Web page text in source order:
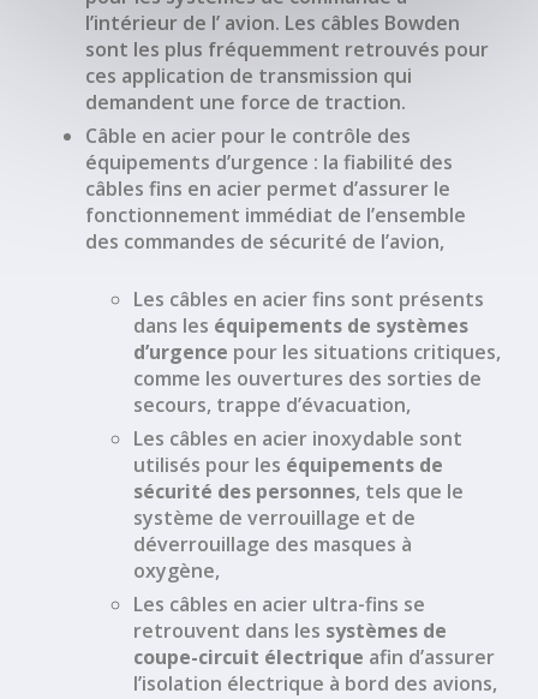
l’intérieur de l’ avion. Les câbles Bowden
sont les plus fréquemment retrouvés pour
ces application de transmission qui
demandent une force de traction.
Câble en acier pour le contrôle des
équipements d’urgence : la fiabilité des
câbles fins en acier permet d’assurer le
fonctionnement immédiat de l’ensemble
des commandes de sécurité de l’avion,
Les câbles en acier fins sont présents
dans les équipements de systèmes
d’urgence pour les situations critiques,
comme les ouvertures des sorties de
secours, trappe d’évacuation,
Les câbles en acier inoxydable sont
utilisés pour les équipements de
sécurité des personnes, tels que le
système de verrouillage et de
déverrouillage des masques à
oxygène,
Les câbles en acier ultra-fins se
retrouvent dans les systèmes de
coupe-circuit électrique afin d’assurer
l’isolation électrique à bord des avions,